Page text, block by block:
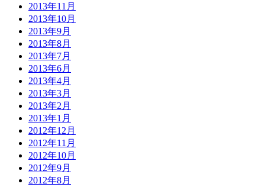
2013年11月
2013年10月
2013年9月
2013年8月
2013年7月
2013年6月
2013年4月
2013年3月
2013年2月
2013年1月
2012年12月
2012年11月
2012年10月
2012年9月
2012年8月